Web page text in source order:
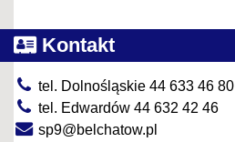
Kontakt
tel. Dolnośląskie 44 633 46 80
tel. Edwardów 44 632 42 46
sp9@belchatow.pl